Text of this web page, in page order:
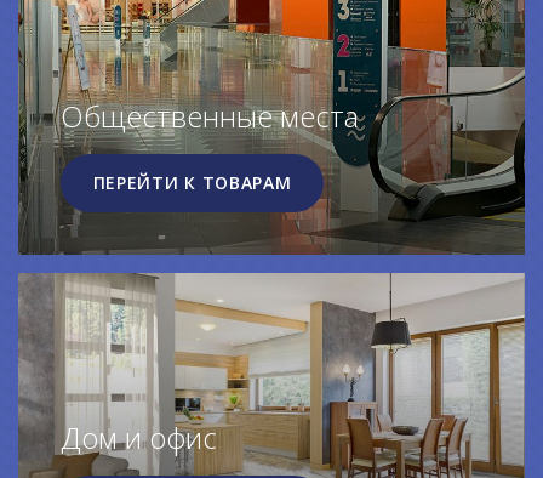
Общественные места
ПЕРЕЙТИ К ТОВАРАМ
Дом и офис